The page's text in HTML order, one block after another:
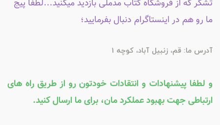
تشکر که از فروشگاه کتاب مدملی بازدید میکنید...لطفاً پیج
ما رو هم در اینستاگرام دنبال بفرمایید؛
آدرس ما: قم، زنبیل آباد، کوچه 1
و لطفا پیشنهادات و انتقادات خودتون رو از طریق راه های
ارتباطی جهت بهبود عملکرد مان، برای ما ارسال کنید.